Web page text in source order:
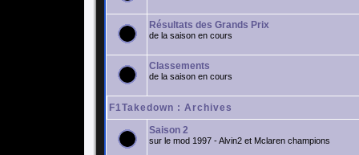
Résultats des Grands Prix
de la saison en cours
Classements
de la saison en cours
F1Takedown : Archives
Saison 2
sur le mod 1997 - Alvin2 et Mclaren champions